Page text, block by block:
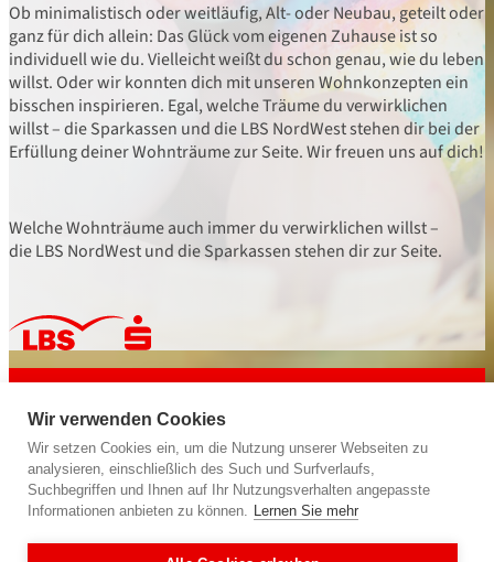
Ob minimalistisch oder weitläufig, Alt- oder Neubau, geteilt oder
ganz für dich allein: Das Glück vom eigenen Zuhause ist so
individuell wie du. Vielleicht weißt du schon genau, wie du leben
willst. Oder wir konnten dich mit unseren Wohnkonzepten ein
bisschen inspirieren. Egal, welche Träume du verwirklichen
willst – die Sparkassen und die LBS NordWest stehen dir bei der
Erfüllung deiner Wohnträume zur Seite. Wir freuen uns auf dich!
Welche Wohnträume auch immer du verwirklichen willst –
die LBS NordWest und die Sparkassen stehen dir zur Seite.
Wir geben deiner Zukunft ein Zuhause.
Folge uns auf
Wir verwenden Cookies
Wir setzen Cookies ein, um die Nutzung unserer Webseiten zu
analysieren, einschließlich des Such und Surfverlaufs,
Suchbegriffen und Ihnen auf Ihr Nutzungsverhalten angepasste
Informationen anbieten zu können. Lernen Sie mehr